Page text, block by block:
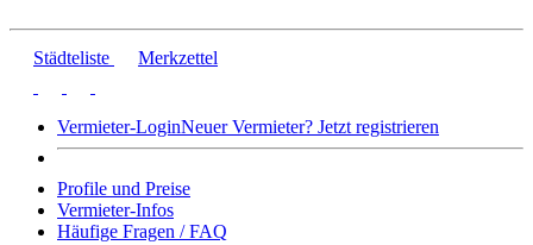
Städteliste Merkzettel
Vermieter-LoginNeuer Vermieter? Jetzt registrieren
Profile und Preise
Vermieter-Infos
Häufige Fragen / FAQ